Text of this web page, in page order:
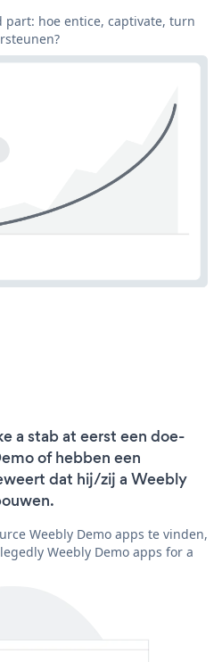
hoe entice, captivate, turn
a stab at eerst een doe-
of hebben een
dat hij/zij a Weebly
Weebly Demo apps te vinden,
Weebly Demo apps for a